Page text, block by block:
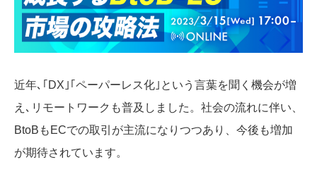
近年､｢DX｣｢ペーパーレス化｣という言葉を聞く機会が増
え､リモートワークも普及しました。社会の流れに伴い、
BtoBもECでの取引が主流になりつつあり、今後も増加
が期待されています。